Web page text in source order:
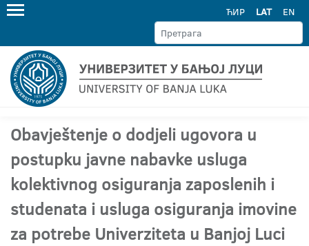
ЋИР LAT EN
Obavještenje o dodjeli ugovora u
postupku javne nabavke usluga
kolektivnog osiguranja zaposlenih i
studenata i usluga osiguranja imovine
za potrebe Univerziteta u Banjoj Luci